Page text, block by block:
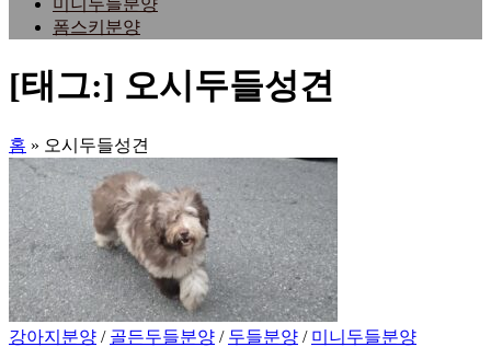
미니두들분양
폼스키분양
[태그:] 오시두들성견
홈 » 오시두들성견
강아지분양 / 골든두들분양 / 두들분양 / 미니두들분양